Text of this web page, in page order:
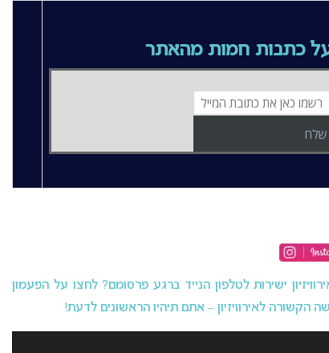
כתבות חמות מהאתר
ישירות לטלפון הנייד ברגע פרסומם? לחצו על הפעמון
לאירוויזיון – אתם תיהיו הראשונים לדעת!